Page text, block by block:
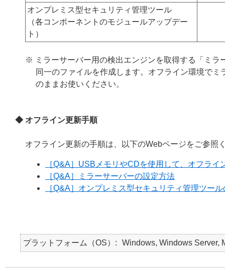
オンプレミス型セキュリティ管理ツール
（各コンポーネントのモジュールアップデー
ト）
※ ミラーサーバー用の検出エンジンを取得する「ミラ
同一のファイルを作成します。オフライン環境で
のままお使いください。
◆ オフライン更新手順
オフライン更新の手順は、以下のWebページをご参照
［Q&A］USBメモリやCDを使用して、オフラ
［Q&A］ミラーサーバーの設定方法
［Q&A］オンプレミス型セキュリティ管理ツー
プラットフォーム（OS） Windows, Windows Server,